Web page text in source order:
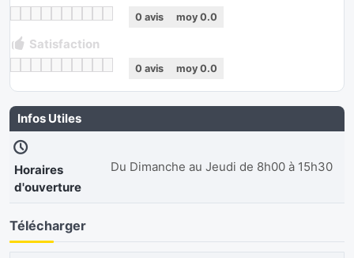
0 avis moy 0.0
Satisfaction
0 avis moy 0.0
Infos Utiles
Horaires
d'ouverture
Du Dimanche au Jeudi de 8h00 à 15h30
Télécharger